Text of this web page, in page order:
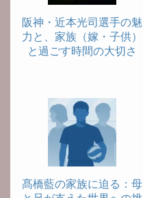
阪神・近本光司選手の魅
力と、家族（嫁・子供）
と過ごす時間の大切さ
髙橋藍の家族に迫る：母